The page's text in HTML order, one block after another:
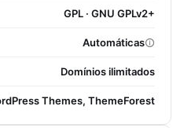
GPL · GNU GPLv2+
Automáticas
Domínios ilimitados
Themes, ThemeForest